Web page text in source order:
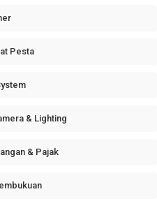
Pesta
& Lighting
& Pajak